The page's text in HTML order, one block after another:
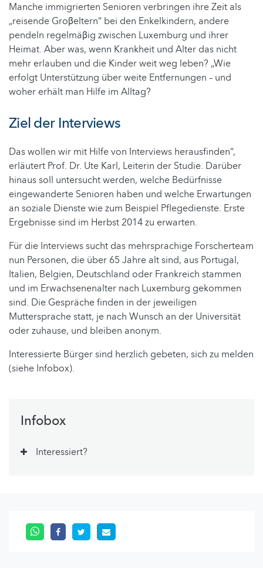
Manche immigrierten Senioren verbringen ihre Zeit als
„reisende Groβeltern“ bei den Enkelkindern, andere
pendeln regelmäβig zwischen Luxemburg und ihrer
Heimat. Aber was, wenn Krankheit und Alter das nicht
mehr erlauben und die Kinder weit weg leben? „Wie
erfolgt Unterstützung über weite Entfernungen – und
woher erhält man Hilfe im Alltag?
Ziel der Interviews
Das wollen wir mit Hilfe von Interviews herausfinden“,
erläutert Prof. Dr. Ute Karl, Leiterin der Studie. Darüber
hinaus soll untersucht werden, welche Bedürfnisse
eingewanderte Senioren haben und welche Erwartungen
an soziale Dienste wie zum Beispiel Pflegedienste. Erste
Ergebnisse sind im Herbst 2014 zu erwarten.
Für die Interviews sucht das mehrsprachige Forscherteam
nun Personen, die über 65 Jahre alt sind, aus Portugal,
Italien, Belgien, Deutschland oder Frankreich stammen
und im Erwachsenenalter nach Luxemburg gekommen
sind. Die Gespräche finden in der jeweiligen
Muttersprache statt, je nach Wunsch an der Universität
oder zuhause, und bleiben anonym.
Interessierte Bürger sind herzlich gebeten, sich zu melden
(siehe Infobox).
Infobox
Interessiert?